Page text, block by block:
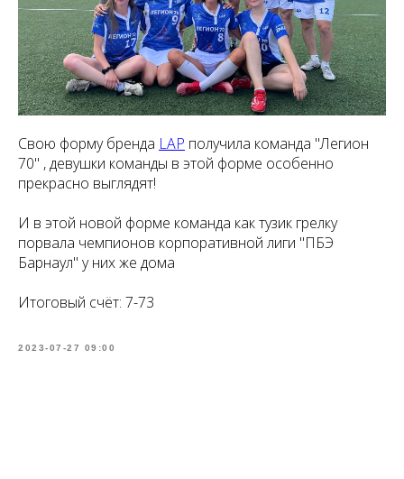
Свою форму бренда LAP получила команда "Легион
70" , девушки команды в этой форме особенно
прекрасно выглядят!
И в этой новой форме команда как тузик грелку
порвала чемпионов корпоративной лиги "ПБЭ
Барнаул" у них же дома
Итоговый счёт: 7-73
2023-07-27 09:00